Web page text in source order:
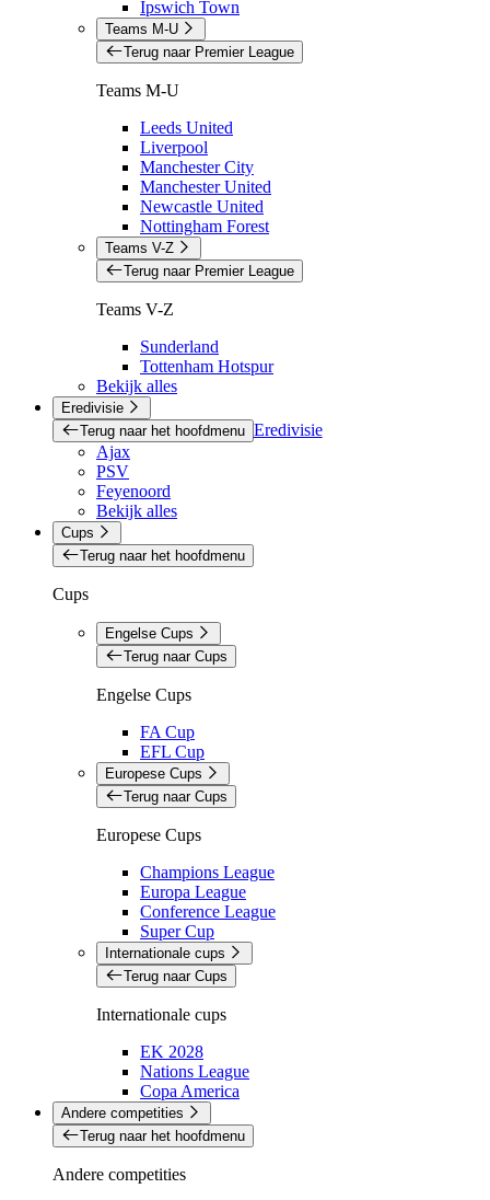
Ipswich Town
Teams M-U
Terug naar Premier League
Teams M-U
Leeds United
Liverpool
Manchester City
Manchester United
Newcastle United
Nottingham Forest
Teams V-Z
Terug naar Premier League
Teams V-Z
Sunderland
Tottenham Hotspur
Bekijk alles
Eredivisie
Terug naar het hoofdmenu Eredivisie
Ajax
PSV
Feyenoord
Bekijk alles
Cups
Terug naar het hoofdmenu
Cups
Engelse Cups
Terug naar Cups
Engelse Cups
FA Cup
EFL Cup
Europese Cups
Terug naar Cups
Europese Cups
Champions League
Europa League
Conference League
Super Cup
Internationale cups
Terug naar Cups
Internationale cups
EK 2028
Nations League
Copa America
Andere competities
Terug naar het hoofdmenu
Andere competities